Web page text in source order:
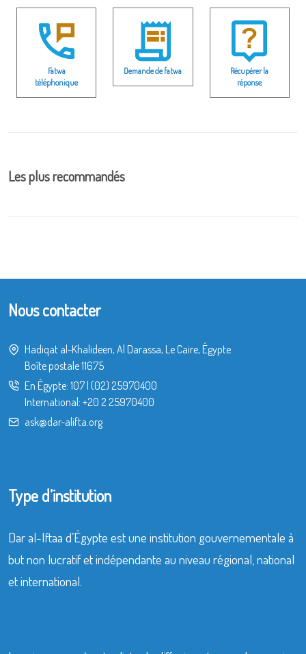
Fatwa
téléphonique
Demande de fatwa
Récupérer la
réponse
Les plus recommandés
Nous contacter
Hadiqat al-Khalideen, Al Darassa, Le Caire, Égypte
Boîte postale 11675
En Égypte: 107| (02) 25970400
International: +20 2 25970400
ask@dar-alifta.org
Type d’institution
Dar al-Iftaa d’Égypte est une institution gouvernementale à
but non lucratif et indépendante au niveau régional, national
et international.